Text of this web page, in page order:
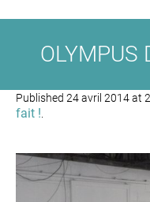
OLYMPUS
Published 24 avril 2014at
fait !